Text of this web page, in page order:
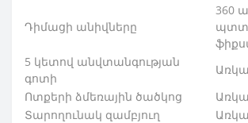
Դիմացի անիվները
360
5 կետով անվտանգության
գոտի
Ոտքերի ձմեռային ծածկոց
Տարողունակ զամբյուղ